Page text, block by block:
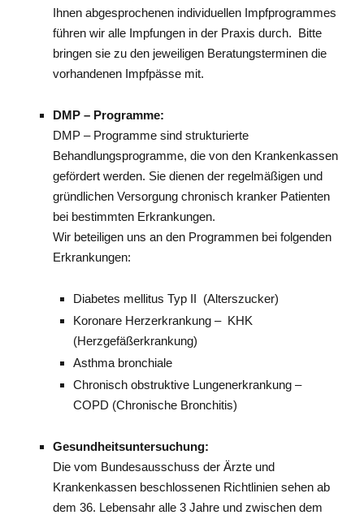
Ihnen abgesprochenen individuellen Impfprogrammes
führen wir alle Impfungen in der Praxis durch. Bitte
bringen sie zu den jeweiligen Beratungsterminen die
vorhandenen Impfpässe mit.
DMP – Programme:
DMP – Programme sind strukturierte
Behandlungsprogramme, die von den Krankenkassen
gefördert werden. Sie dienen der regelmäßigen und
gründlichen Versorgung chronisch kranker Patienten
bei bestimmten Erkrankungen.
Wir beteiligen uns an den Programmen bei folgenden
Erkrankungen:
Diabetes mellitus Typ II (Alterszucker)
Koronare Herzerkrankung – KHK
(Herzgefäßerkrankung)
Asthma bronchiale
Chronisch obstruktive Lungenerkrankung –
COPD (Chronische Bronchitis)
Gesundheitsuntersuchung:
Die vom Bundesausschuss der Ärzte und
Krankenkassen beschlossenen Richtlinien sehen ab
dem 36. Lebensahr alle 3 Jahre und zwischen dem